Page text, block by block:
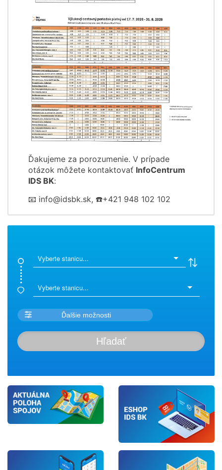
Ďakujeme za porozumenie. V prípade
otázok môžete kontaktovať InfoCentrum
IDS BK:
📧 info@idsbk.sk, ☎️+421 948 102 102